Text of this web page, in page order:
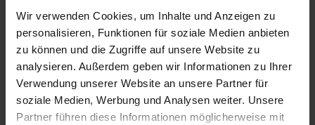
Wir verwenden Cookies, um Inhalte und Anzeigen zu
personalisieren, Funktionen für soziale Medien anbieten
zu können und die Zugriffe auf unsere Website zu
analysieren. Außerdem geben wir Informationen zu Ihrer
Verwendung unserer Website an unsere Partner für
soziale Medien, Werbung und Analysen weiter. Unsere
Partner führen diese Informationen möglicherweise mit
Infos zu Hersteller & Produktsicherheit
Folgende Infos zum Hersteller sind verfübar...... mehr
Weitere Artikel von On Set Headsets ansehen